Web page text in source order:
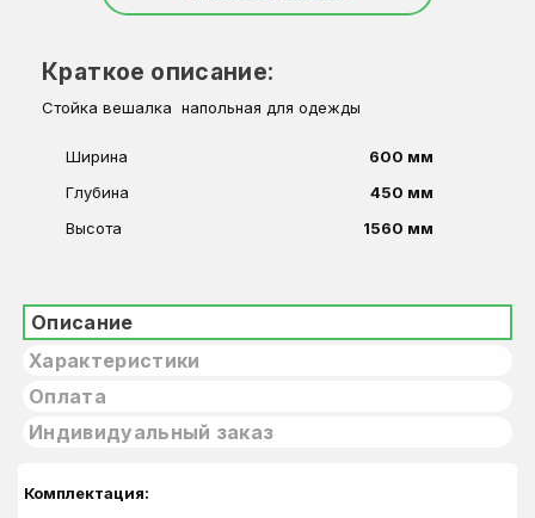
Краткое описание:
Стойка вешалка напольная для одежды
Ширина
600 мм
Глубина
450 мм
Высота
1560 мм
Описание
Характеристики
Оплата
Индивидуальный заказ
Комплектация: